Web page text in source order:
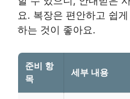
요. 복장은 편안하고 쉽
하는 것이 좋아요.
준비 항
목
세부 내용